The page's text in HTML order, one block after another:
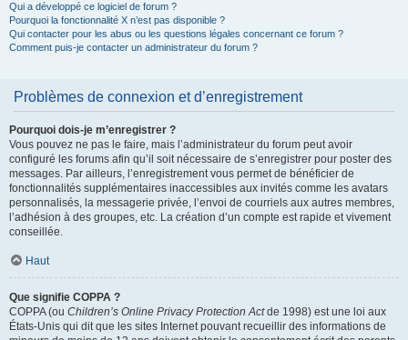
Qui a développé ce logiciel de forum ?
Pourquoi la fonctionnalité X n’est pas disponible ?
Qui contacter pour les abus ou les questions légales concernant ce forum ?
Comment puis-je contacter un administrateur du forum ?
Problèmes de connexion et d’enregistrement
Pourquoi dois-je m’enregistrer ?
Vous pouvez ne pas le faire, mais l’administrateur du forum peut avoir
configuré les forums afin qu’il soit nécessaire de s’enregistrer pour poster des
messages. Par ailleurs, l’enregistrement vous permet de bénéficier de
fonctionnalités supplémentaires inaccessibles aux invités comme les avatars
personnalisés, la messagerie privée, l’envoi de courriels aux autres membres,
l’adhésion à des groupes, etc. La création d’un compte est rapide et vivement
conseillée.
Haut
Que signifie COPPA ?
COPPA (ou Children’s Online Privacy Protection Actde 1998) est une loi aux
États-Unis qui dit que les sites Internet pouvant recueillir des informations de